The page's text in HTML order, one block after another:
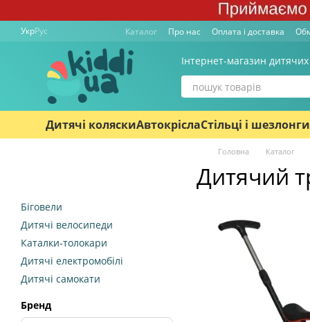
УкрРус Каталог Про нас Оплата і доставка
Інтернет-магазин дитячих
Дитячі коляскиАвтокріслаСтільці і шезлонги
Головна Каталог
Дитячий
Біговели
Дитячі велосипеди
Каталки-толокари
Дитячі електромобілі
Дитячі самокати
Бренд